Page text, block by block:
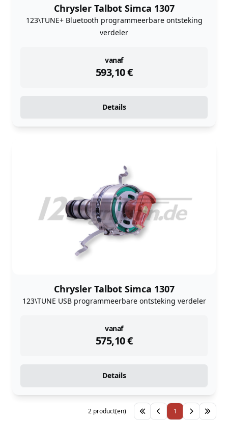
Chrysler Talbot Simca 1307
123\TUNE+ Bluetooth programmeerbare ontsteking
verdeler
vanaf
593,10€
instock
Details
Chrysler Talbot Simca 1307
123\TUNE USB programmeerbare ontsteking verdeler
vanaf
575,10€
instock
Details
1
2 product(en)